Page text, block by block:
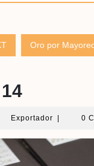
Oro por
ExportadorExportador
0